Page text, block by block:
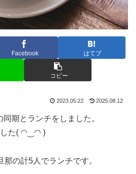
Facebook はてブ
コピー
2023.05.22 2025.08.12
期とランチをしました。
した( ◠‿◠ )
の計5人でランチです。